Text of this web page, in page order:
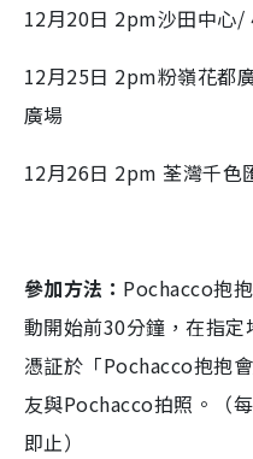
12月20日 2pm沙田中心/
12月25日 2pm粉嶺花都
廣場
12月26日 2pm 荃灣千色
參加方法： Pochacco抱
動開始前30分鐘，在指
憑証於「Pochacco抱抱
友與Pochacco拍照。（
即止）